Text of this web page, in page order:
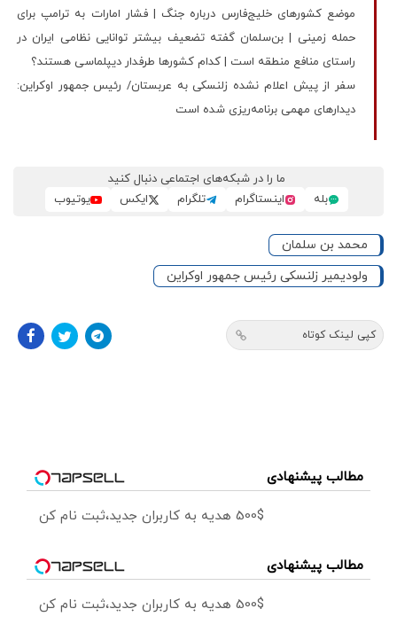
موضع کشورهای خلیج‌فارس درباره جنگ | فشار امارات به ترامپ برای
حمله زمینی | بن‌سلمان گفته تضعیف بیشتر توانایی‌ نظامی ایران در
راستای منافع منطقه است | کدام کشورها طرفدار دیپلماسی هستند؟
سفر از پیش اعلام نشده زلنسکی به عربستان/ رئیس جمهور اوکراین:
دیدارهای مهمی برنامه‌ریزی شده است
ما را در شبکه‌های اجتماعی دنبال کنید
بله
اینستاگرام تلگرام ایکس یوتیوب
محمد بن سلمان
ولودیمیر زلنسکی رئیس جمهور اوکراین
کپی لینک کوتاه
مطالب پیشنهادی
500$ هدیه به کاربران جدید،ثبت نام کن
مطالب پیشنهادی
500$ هدیه به کاربران جدید،ثبت نام کن